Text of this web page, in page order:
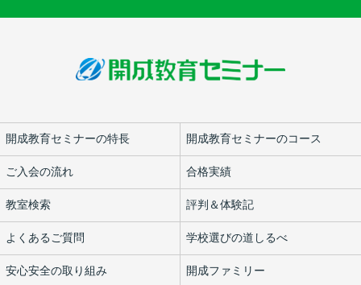
開成教育セミナーの特長 開成教育セミナーのコース
ご入会の流れ 合格実績
教室検索 評判＆体験記
よくあるご質問 学校選びの道しるべ
安心安全の取り組み 開成ファミリー